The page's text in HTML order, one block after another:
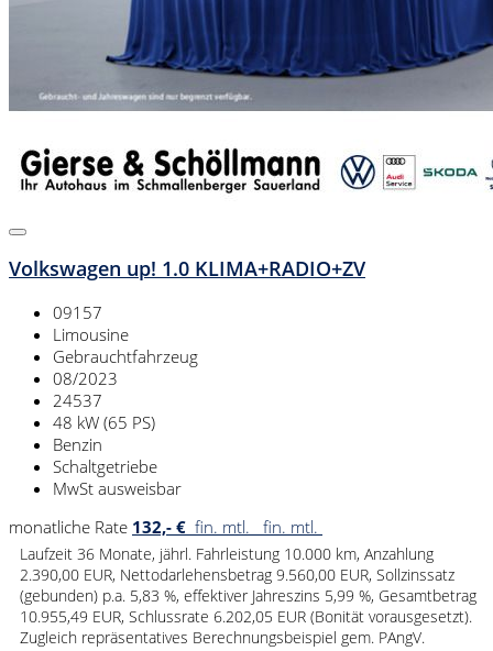
Volkswagen up! 1.0 KLIMA+RADIO+ZV
09157
Limousine
Gebrauchtfahrzeug
08/2023
24537
48 kW (65 PS)
Benzin
Schaltgetriebe
MwSt ausweisbar
monatliche Rate 132,- € fin. mtl. fin. mtl.
Laufzeit 36 Monate, jährl. Fahrleistung 10.000 km, Anzahlung
2.390,00 EUR, Nettodarlehensbetrag 9.560,00 EUR, Sollzinssatz
(gebunden) p.a. 5,83 %, effektiver Jahreszins 5,99 %, Gesamtbetrag
10.955,49 EUR, Schlussrate 6.202,05 EUR (Bonität vorausgesetzt).
Zugleich repräsentatives Berechnungsbeispiel gem. PAngV.